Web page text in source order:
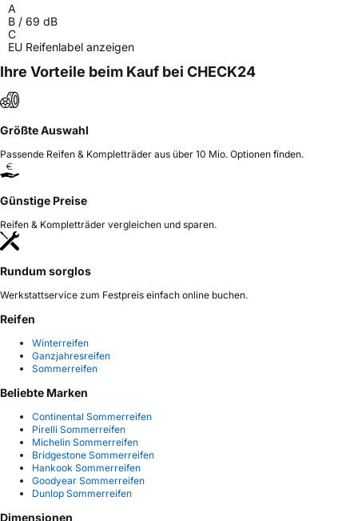
A
B / 69 dB
C
EU Reifenlabel anzeigen
Ihre Vorteile beim Kauf bei CHECK24
Größte Auswahl
Passende Reifen & Kompletträder aus über 10 Mio. Optionen finden.
Günstige Preise
Reifen & Kompletträder vergleichen und sparen.
Rundum sorglos
Werkstattservice zum Festpreis einfach online buchen.
Reifen
Winterreifen
Ganzjahresreifen
Sommerreifen
Beliebte Marken
Continental Sommerreifen
Pirelli Sommerreifen
Michelin Sommerreifen
Bridgestone Sommerreifen
Hankook Sommerreifen
Goodyear Sommerreifen
Dunlop Sommerreifen
Dimensionen